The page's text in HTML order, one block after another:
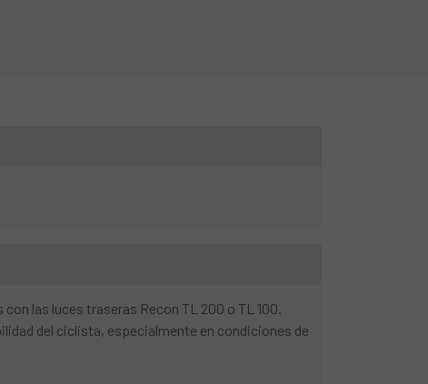
las luces traseras Recon TL 200 o TL 100.
del ciclista, especialmente en condiciones de